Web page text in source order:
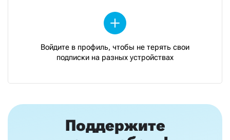
Войдите в профиль, чтобы не терять свои
подписки на разных устройствах
Поддержите